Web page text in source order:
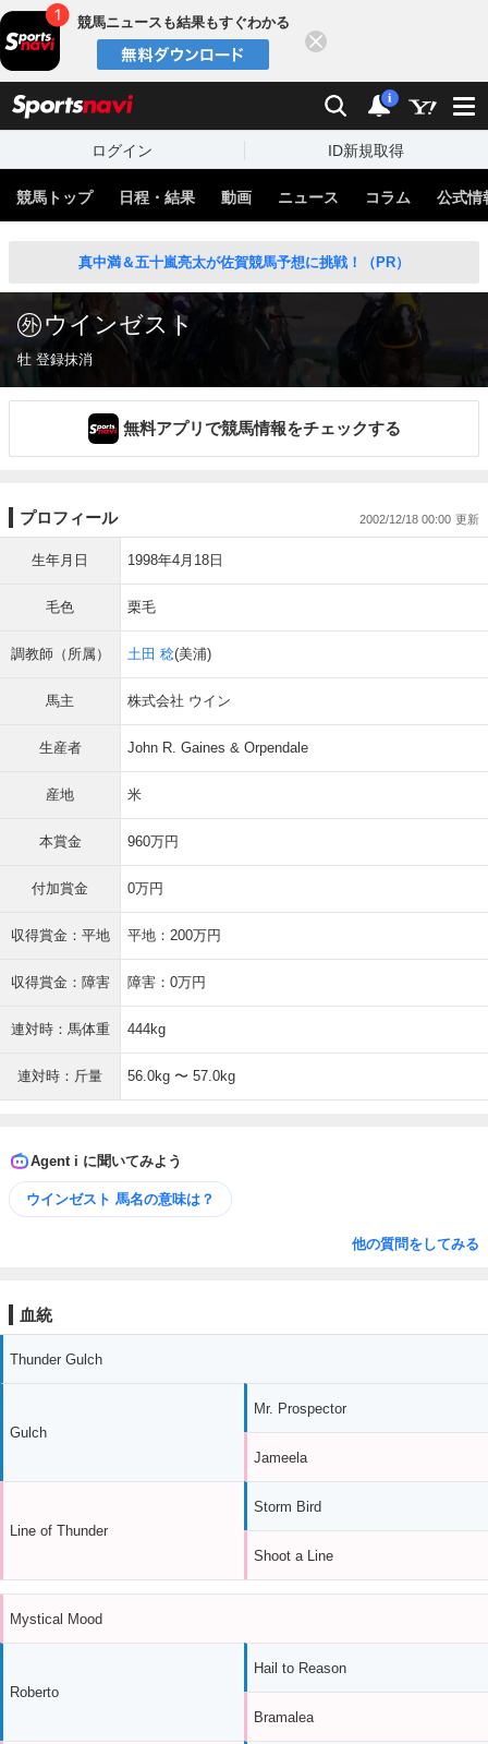
競馬ニュースも結果もすぐわかる
検索 通知
i
ログイン ID新規取得
競馬トップ 日程・結果 動画 ニュース コラム 公式情
真中満＆五十嵐亮太が佐賀競馬予想に挑戦！（PR）
ウインゼスト
牡 登録抹消
無料アプリで競馬情報をチェックする
プロフィール 2002/12/18 00:00
生年月日 1998年4月18日
毛色 栗毛
調教師（所属） 土田 稔(美浦)
馬主 株式会社 ウイン
生産者 John R. Gaines & Orpendale
産地 米
本賞金 960万円
付加賞金 0万円
収得賞金：平地 平地：200万円
収得賞金：障害 障害：0万円
連対時：馬体重 444kg
連対時：斤量 56.0kg 〜 57.0kg
Agent i に聞いてみよう
ウインゼスト 馬名の意味は？
他の質問をしてみる
血統
Thunder Gulch
Gulch
Line of Thunder
Mr. Prospector
Jameela
Storm Bird
Shoot a Line
Mystical Mood
Roberto
Hail to Reason
Bramalea